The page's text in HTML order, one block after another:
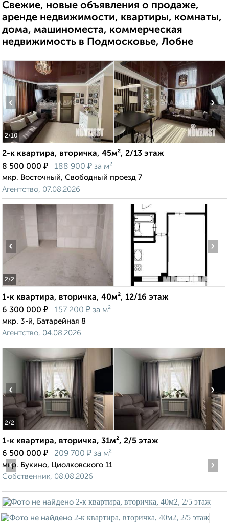
Свежие, новые объявления о продаже,
аренде недвижимости, квартиры, комнаты,
дома, машиноместа, коммерческая
недвижимость в Подмосковье, Лобне
2/10
‹ ›
2-к квартира, вторичка, 45м², 2/13 этаж
8 500 000 ₽ 188 900 ₽ за м²
мкр. Восточный, Свободный проезд 7
Агентство, 07.08.2026
2/2
‹ ›
1-к квартира, вторичка, 40м², 12/16 этаж
6 300 000 ₽ 157 200 ₽ за м²
мкр. 3-й, Батарейная 8
Агентство, 04.08.2026
2/2
‹ ›
1-к квартира, вторичка, 31м², 2/5 этаж
6 500 000 ₽ 209 700 ₽ за м²
мкр. Букино, Циолковского 11
Собственник, 08.08.2026
‹ ›